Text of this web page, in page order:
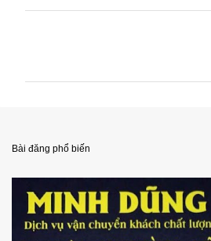
ậ
é
Bài đăng phổ biến